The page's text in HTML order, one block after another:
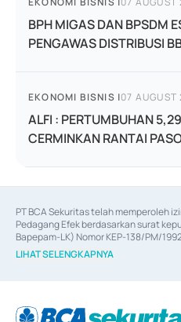
BPH MIGAS DAN BPSDM
PENGAWAS DISTRIBUSI
EKONOMI BISNIS |07
ALFI : PERTUMBUHAN
CERMINKAN RANTAI
PT BCA Sekuritas telah memperoleh
Pedagang Efek berdasarkan surat
Bapepam-LK) Nomor KEP-138/PM/
06/D.04/2014 tanggal 28 Februari
Efek berdasarkan surat keputusan
berdasarkan surat keputusan Otoritas
LIHAT SELENGKAPNYA